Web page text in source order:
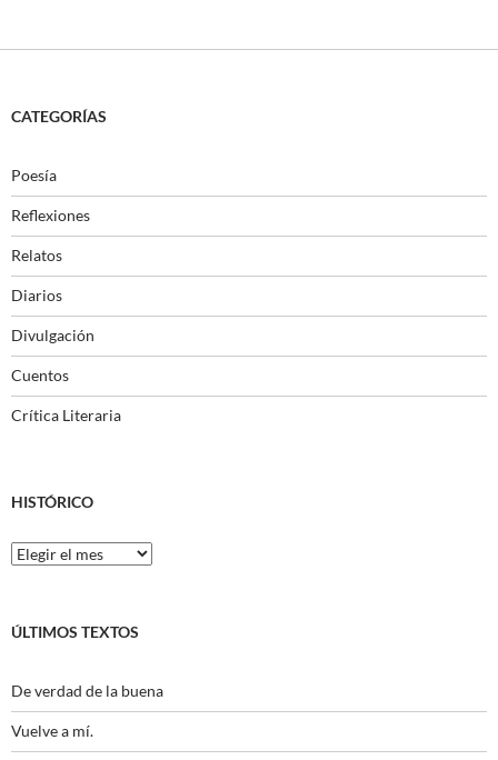
CATEGORÍAS
Poesía
Reflexiones
Relatos
Diarios
Divulgación
Cuentos
Crítica Literaria
HISTÓRICO
Histórico
ÚLTIMOS TEXTOS
De verdad de la buena
Vuelve a mí.